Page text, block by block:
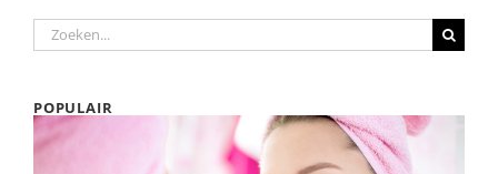
Zoeken
naar:
POPULAIR